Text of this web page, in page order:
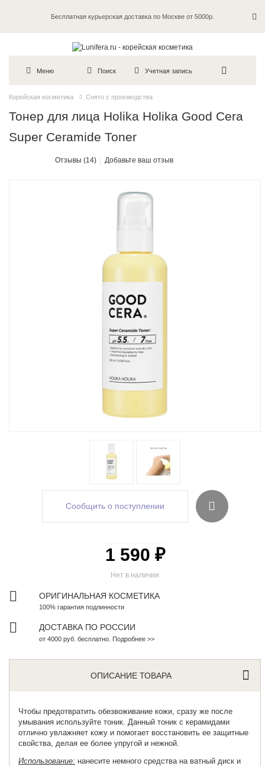
Бесплатная курьерская доставка по Москве от 5000р.
Пробники в каждый заказ
Меню Поиск Учетная запись
Корейская косметика Снято с производства
Тонер для лица Holika Holika Good Cera
Super Ceramide Toner
Отзывы (14) Добавьте ваш отзыв
Сообщить о поступлении
Нет в наличии
1 590 ₽
ОРИГИНАЛЬНАЯ КОСМЕТИКА
100% гарантия подлинности
ДОСТАВКА ПО РОССИИ
от 4000 руб. бесплатно. Подробнее >>
ОПИСАНИЕ ТОВАРА
Чтобы предотвратить обезвоживание кожи, сразу же после
умывания используйте тоник. Данныйтоник с керамидами
отлично увлажняет кожу и помогает восстановить ее защитные
свойства, делая ее более упругой и нежной.
Использование: нанесите немного средства на ватный диск и